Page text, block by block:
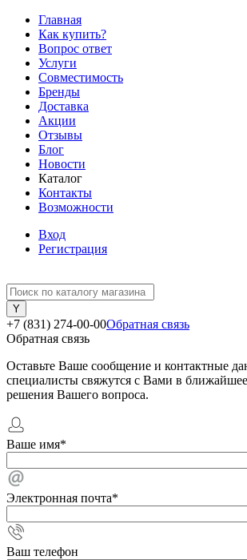
Главная
Как купить?
Вопрос ответ
Услуги
Совместимость
Бренды
Доставка
Акции
Отзывы
Блог
Новости
Каталог
Контакты
Возможности
Вход
Регистрация
+7 (831) 274-00-00Обратная связь
Обратная связь
Оставьте Ваше сообщение и контактные
специалисты свяжутся с Вами в
решения Вашего вопроса.
Ваше имя*
Электронная почта*
Ваш телефон